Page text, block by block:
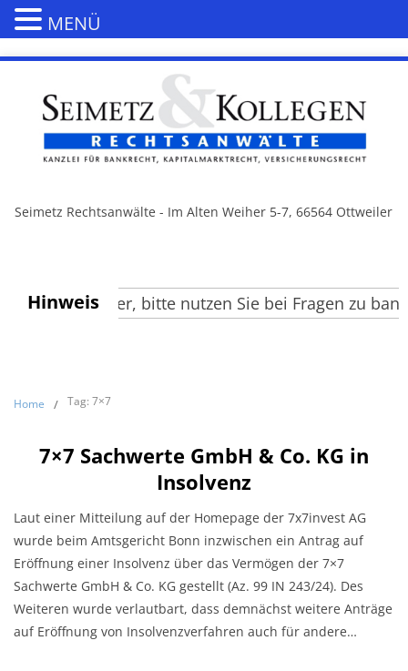
Seimetz Rechtsanwälte - Im Alten Weiher 5-7, 66564 Ottweiler
Hinweis
Besucher, bitte nutzen Sie bei Fragen zu
Home / Tag: 7×7
7×7 Sachwerte GmbH & Co. KG in
Insolvenz
Laut einer Mitteilung auf der Homepage der 7x7invest AG
wurde beim Amtsgericht Bonn inzwischen ein Antrag auf
Eröffnung einer Insolvenz über das Vermögen der 7×7
Sachwerte GmbH & Co. KG gestellt (Az. 99 IN 243/24). Des
Weiteren wurde verlautbart, dass demnächst weitere Anträge
auf Eröffnung von Insolvenzverfahren auch für andere…
MENÜ